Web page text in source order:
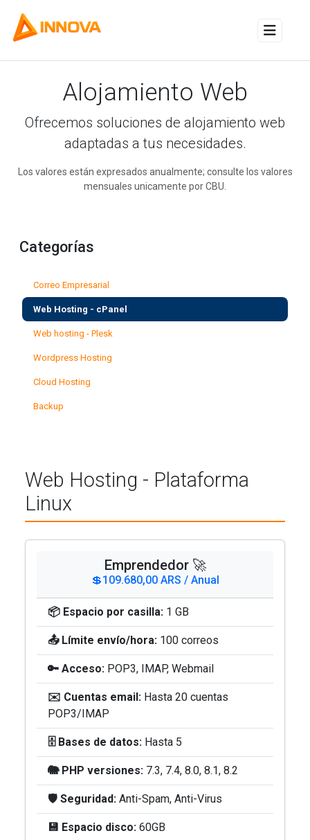
Alojamiento Web
Ofrecemos soluciones de alojamiento web
adaptadas a tus necesidades.
Los valores están expresados anualmente; consulte los valores
mensuales unicamente por CBU.
Categorías
Correo Empresarial
Web Hosting - cPanel
Web hosting - Plesk
Wordpress Hosting
Cloud Hosting
Backup
Web Hosting - Plataforma
Linux
Emprendedor 🚀
💲109.680,00 ARS / Anual
📦 Espacio por casilla: 1 GB
📤 Límite envío/hora: 100 correos
🔑 Acceso: POP3, IMAP, Webmail
✉️ Cuentas email: Hasta 20 cuentas
POP3/IMAP
🗄️ Bases de datos: Hasta 5
🐘 PHP versiones: 7.3, 7.4, 8.0, 8.1, 8.2
🛡️ Seguridad: Anti-Spam, Anti-Virus
💾 Espacio disco: 60GB